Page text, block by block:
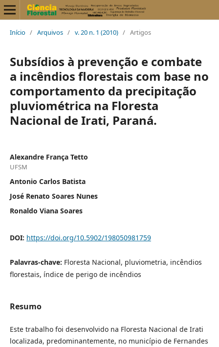
Início / Arquivos / v. 20 n. 1 (2010) / Artigos
Subsídios à prevenção e combate
a incêndios florestais com base no
comportamento da precipitação
pluviométrica na Floresta
Nacional de Irati, Paraná.
Alexandre França Tetto
UFSM
Antonio Carlos Batista
José Renato Soares Nunes
Ronaldo Viana Soares
DOI: https://doi.org/10.5902/198050981759
Palavras-chave: Floresta Nacional, pluviometria, incêndios
florestais, índice de perigo de incêndios
Resumo
Este trabalho foi desenvolvido na Floresta Nacional de Irati
localizada, predominantemente, no município de Fernandes